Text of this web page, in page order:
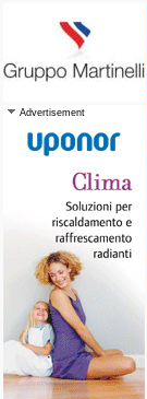
Advertisement